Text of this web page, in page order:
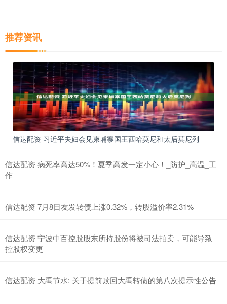
推荐资讯
信达配资 习近平夫妇会见柬埔寨国王西哈莫尼和太后莫尼列
信达配资 病死率高达50%！夏季高发一定小心！_防护_高温_工
作
信达配资 7月8日友发转债上涨0.32%，转股溢价率2.31%
信达配资 宁波中百控股股东所持股份将被司法拍卖，可能导致
控股权变更
信达配资 大禹节水: 关于提前赎回大禹转债的第八次提示性公告